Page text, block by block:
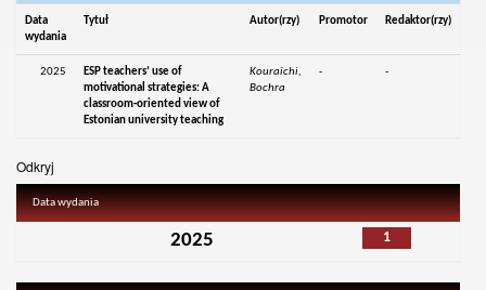
Data
wydania
Tytuł Autor(rzy) Promotor Redaktor(rzy)
2025
ESP teachers’ use of
motivational strategies: A
classroom-oriented view of
Estonian university teaching
Kouraïchi,
Bochra
- -
Odkryj
Data wydania
1
2025